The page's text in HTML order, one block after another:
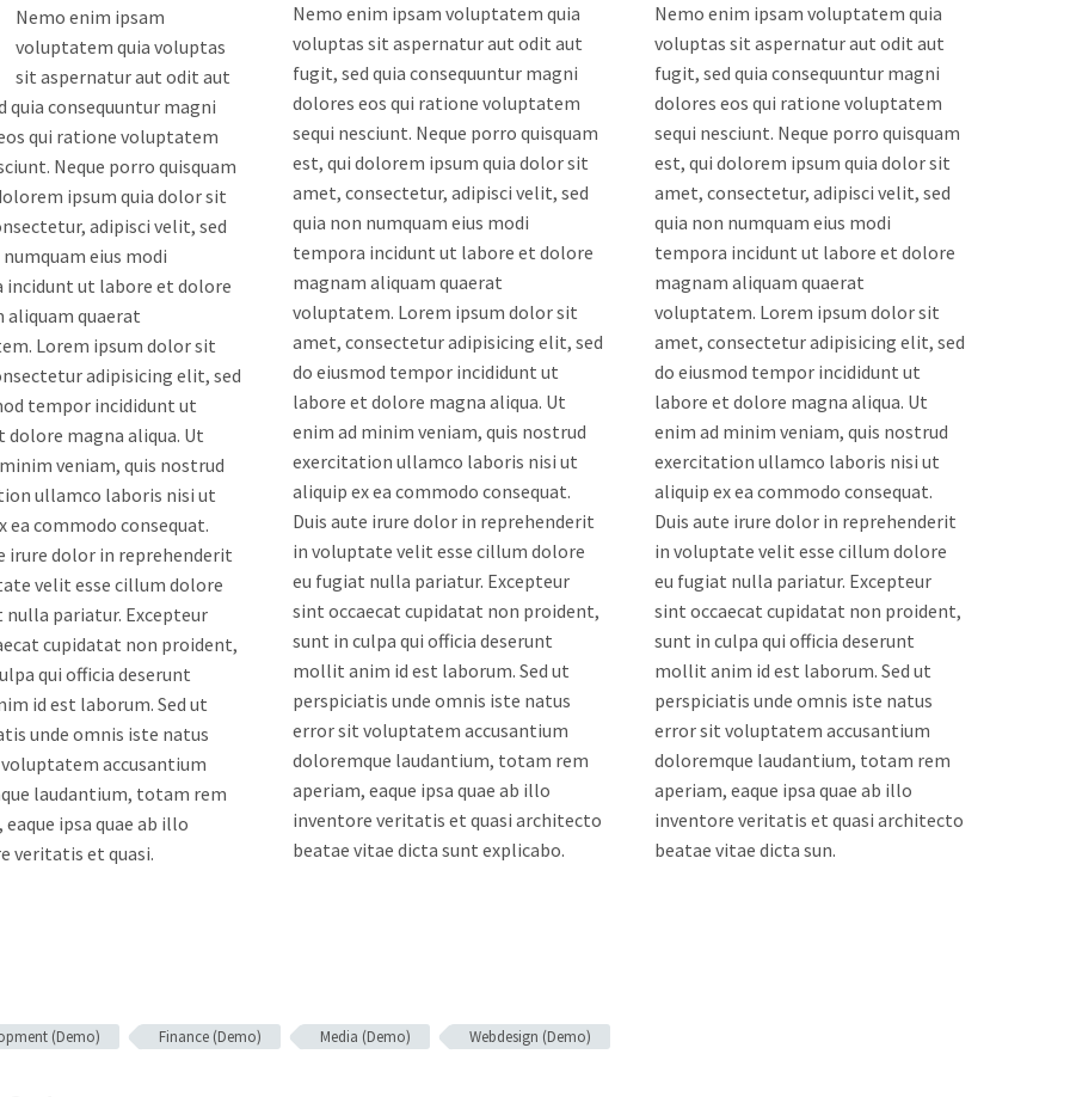
Nemo enim ipsam
voluptatem quia voluptas
sit aspernatur aut odit aut
quia consequuntur magni
qui ratione voluptatem
Neque porro quisquam
ipsum quia dolor sit
adipisci velit, sed
eius modi
incidunt ut labore et dolore
aliquam quaerat
Lorem ipsum dolor sit
adipisicing elit, sed
tempor incididunt ut
dolore magna aliqua. Ut
veniam, quis nostrud
ullamco laboris nisi ut
ea commodo consequat.
irure dolor in reprehenderit
velit esse cillum dolore
nulla pariatur. Excepteur
cupidatat non proident,
qui officia deserunt
id est laborum. Sed ut
unde omnis iste natus
accusantium
laudantium, totam rem
ipsa quae ab illo
veritatis et quasi.
Nemo enim ipsam voluptatem quia
voluptas sit aspernatur aut odit aut
fugit, sed quia consequuntur magni
dolores eos qui ratione voluptatem
sequi nesciunt. Neque porro quisquam
est, qui dolorem ipsum quia dolor sit
amet, consectetur, adipisci velit, sed
quia non numquam eius modi
tempora incidunt ut labore et dolore
magnam aliquam quaerat
voluptatem. Lorem ipsum dolor sit
amet, consectetur adipisicing elit, sed
do eiusmod tempor incididunt ut
labore et dolore magna aliqua. Ut
enim ad minim veniam, quis nostrud
exercitation ullamco laboris nisi ut
aliquip ex ea commodo consequat.
Duis aute irure dolor in reprehenderit
in voluptate velit esse cillum dolore
eu fugiat nulla pariatur. Excepteur
sint occaecat cupidatat non proident,
sunt in culpa qui officia deserunt
mollit anim id est laborum. Sed ut
perspiciatis unde omnis iste natus
error sit voluptatem accusantium
doloremque laudantium, totam rem
aperiam, eaque ipsa quae ab illo
inventore veritatis et quasi architecto
beatae vitae dicta sunt explicabo.
Nemo enim ipsam voluptatem quia
voluptas sit aspernatur aut odit aut
fugit, sed quia consequuntur magni
dolores eos qui ratione voluptatem
sequi nesciunt. Neque porro quisquam
est, qui dolorem ipsum quia dolor sit
amet, consectetur, adipisci velit, sed
quia non numquam eius modi
tempora incidunt ut labore et dolore
magnam aliquam quaerat
voluptatem. Lorem ipsum dolor sit
amet, consectetur adipisicing elit, sed
do eiusmod tempor incididunt ut
labore et dolore magna aliqua. Ut
enim ad minim veniam, quis nostrud
exercitation ullamco laboris nisi ut
aliquip ex ea commodo consequat.
Duis aute irure dolor in reprehenderit
in voluptate velit esse cillum dolore
eu fugiat nulla pariatur. Excepteur
sint occaecat cupidatat non proident,
sunt in culpa qui officia deserunt
mollit anim id est laborum. Sed ut
perspiciatis unde omnis iste natus
error sit voluptatem accusantium
doloremque laudantium, totam rem
aperiam, eaque ipsa quae ab illo
inventore veritatis et quasi architecto
beatae vitae dicta sun.
(Demo) Finance (Demo) Media (Demo) Webdesign (Demo)